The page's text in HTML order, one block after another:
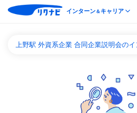
インターン＆キャリア